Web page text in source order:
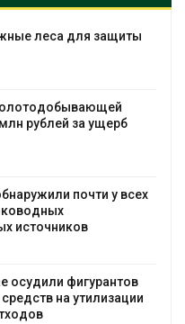
леса для защиты
рублей за ущерб
почти у всех
источников
осудили фигурантов
на утилизации